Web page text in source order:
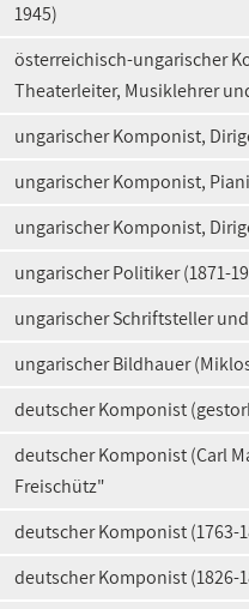
1945)
österreichisch-ungarischer
Theaterleiter, Musiklehrer
ungarischer Komponist,
ungarischer Komponist,
ungarischer Komponist,
ungarischer Politiker (1871-
ungarischer Schriftsteller
ungarischer Bildhauer
deutscher Komponist
deutscher Komponist (Carl
Freischütz"
deutscher Komponist (1763-
deutscher Komponist (1826-